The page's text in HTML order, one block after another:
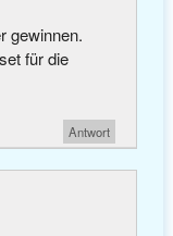
gewinnen.
für die
Antwort